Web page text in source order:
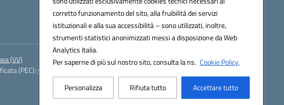
corretto funzionamento del sito, alla fruibilità dei servizi
istituzionali e alla sua accessibilità – sono utilizzati, inoltre,
strumenti statistici anonimizzati messi a disposizione da Web
Analytics Italia.
Per saperne di più sul nostro sito, consulta la ns. Cookie Policy.
Personalizza Rifiuta tutto Accettare tutto
(VV)
(PEC):vvic82200d@pec.istruzione.it